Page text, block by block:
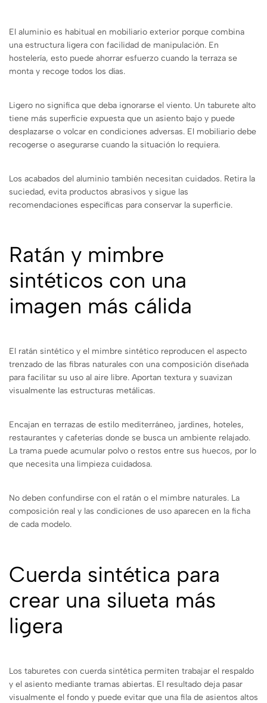
El aluminio es habitual en mobiliario exterior porque combina
una estructura ligera con facilidad de manipulación. En
hostelería, esto puede ahorrar esfuerzo cuando la terraza se
monta y recoge todos los días.
Ligero no significa que deba ignorarse el viento. Un taburete alto
tiene más superficie expuesta que un asiento bajo y puede
desplazarse o volcar en condiciones adversas. El mobiliario debe
recogerse o asegurarse cuando la situación lo requiera.
Los acabados del aluminio también necesitan cuidados. Retira la
suciedad, evita productos abrasivos y sigue las
recomendaciones específicas para conservar la superficie.
Ratán y mimbre
sintéticos con una
imagen más cálida
El ratán sintético y el mimbre sintético reproducen el aspecto
trenzado de las fibras naturales con una composición diseñada
para facilitar su uso al aire libre. Aportan textura y suavizan
visualmente las estructuras metálicas.
Encajan en terrazas de estilo mediterráneo, jardines, hoteles,
restaurantes y cafeterías donde se busca un ambiente relajado.
La trama puede acumular polvo o restos entre sus huecos, por lo
que necesita una limpieza cuidadosa.
No deben confundirse con el ratán o el mimbre naturales. La
composición real y las condiciones de uso aparecen en la ficha
de cada modelo.
Cuerda sintética para
crear una silueta más
ligera
Los taburetes con cuerda sintética permiten trabajar el respaldo
y el asiento mediante tramas abiertas. El resultado deja pasar
visualmente el fondo y puede evitar que una fila de asientos altos